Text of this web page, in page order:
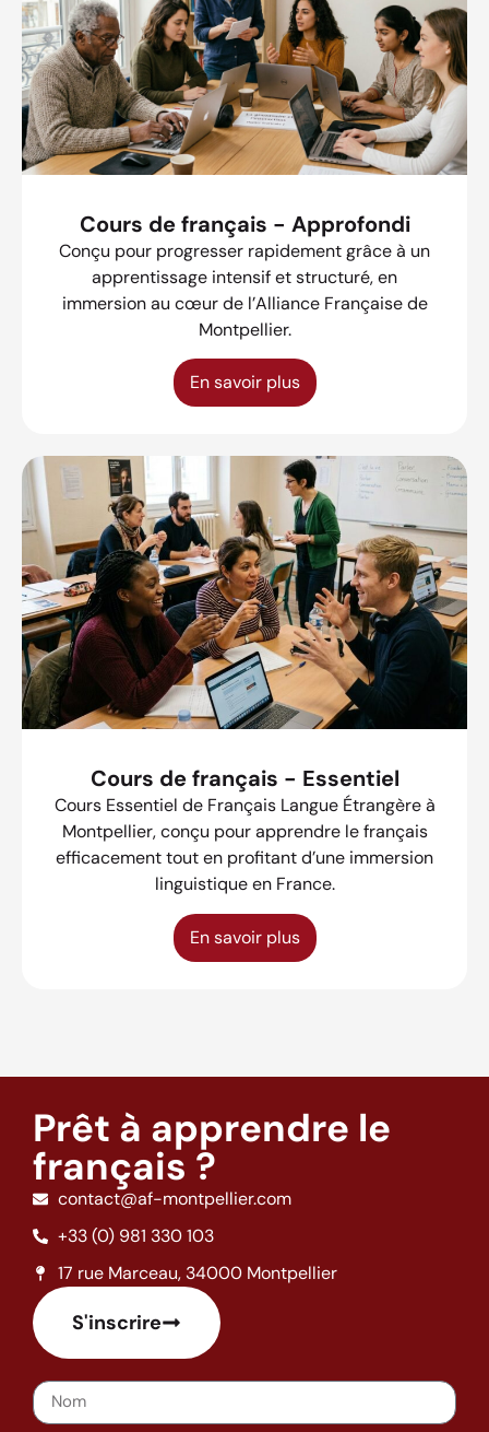
Cours de français - Approfondi
Conçu pour progresser rapidement grâce à un
apprentissage intensif et structuré, en
immersion au cœur de l’Alliance Française de
Montpellier.
En savoir plus
Cours de français - Essentiel
Cours Essentiel de Français Langue Étrangère à
Montpellier, conçu pour apprendre le français
efficacement tout en profitant d’une immersion
linguistique en France.
En savoir plus
Prêt à apprendre le
français ?
contact@af-montpellier.com
+33 (0) 981 330 103
17 rue Marceau, 34000 Montpellier
S'inscrire